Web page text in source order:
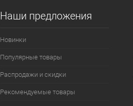
Наши предложения
Новинки
Популярные товары
Распродажи и скидки
Рекомендуемые товары